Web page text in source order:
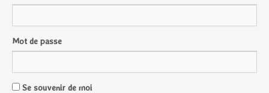
Mot de passe
Se souvenir de moi